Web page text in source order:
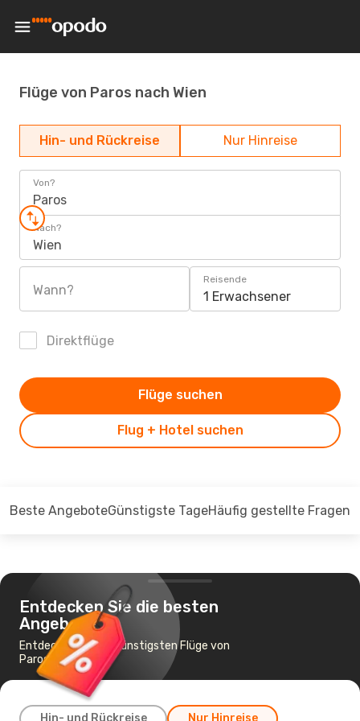
Flüge von Paros nach Wien
Hin- und Rückreise Nur Hinreise
Von?
Paros
Nach?
Wien
Wann?
Reisende
1 Erwachsener
Direktflüge
Flug + Hotel suchen
Flüge suchen
Beste AngeboteGünstigste TageHäufig gestellte Fragen
Entdecken Sie die besten
Angebote
Entdecken Sie die günstigsten Flüge von
Paros nach Wien
Hin- und Rückreise Nur Hinreise